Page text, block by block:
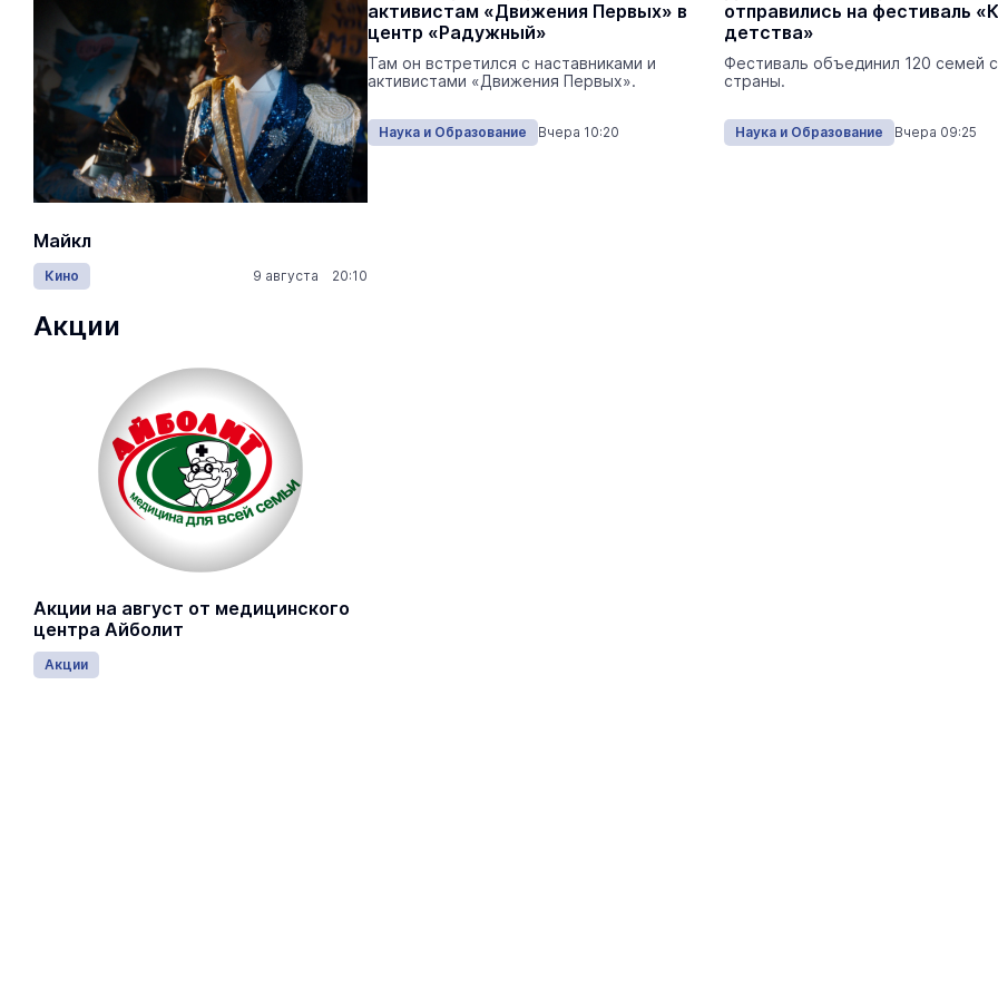
Майкл
Кино 9 августа 20:10
Акции
Акции на август от медицинского
центра Айболит
Акции
Бауманский лицей
Преобразования проводятся в рамках
нацпроекта «Молодёжь и дети».
Наука и Образование Вчера 14:15
активистам «Движения Первых» в
центр «Радужный»
Там он встретился с наставниками и
активистами «Движения Первых».
Наука и Образование Вчера 10:20
отправились на фестиваль
детства»
Фестиваль объединил 120 семей
страны.
Наука и Образование Вчера 09:25